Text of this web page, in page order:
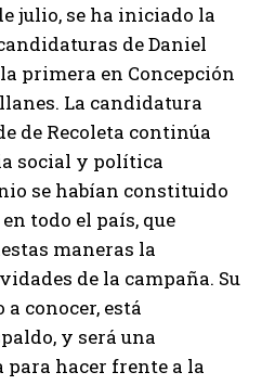
julio, se ha iniciado la
de Daniel
primera en Concepción
La candidatura
de Recoleta continúa
social y política
se habían constituido
todo el país, que
maneras la
de la campaña. Su
conocer, está
y será una
hacer frente a la